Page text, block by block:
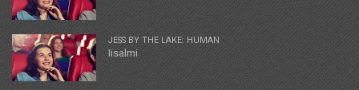
JESS BY THE LAKE: HUMAN
Iisalmi